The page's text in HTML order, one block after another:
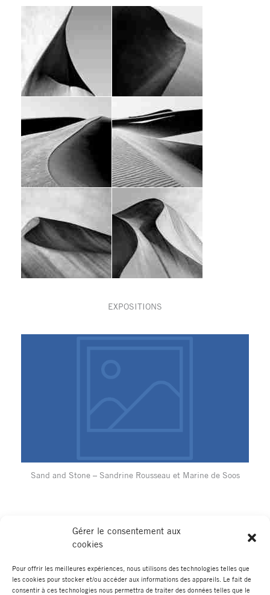
Gérer le consentement aux
cookies
Pour offrir les meilleures expériences, nous utilisons des technologies telles que
les cookies pour stocker et/ou accéder aux informations des appareils. Le fait de
consentir à ces technologies nous permettra de traiter des données telles que le
EXPOSITIONS
Sand and Stone – Sandrine Rousseau et Marine de Soos
Élément de portfolio
Élément de portfolio suivant→